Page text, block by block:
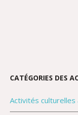
CATÉGORIES DES
Activités culturelles